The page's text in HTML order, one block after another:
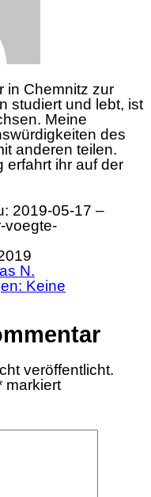
in Chemnitz zur
studiert und lebt, ist
Meine
des
anderen teilen.
erfahrt ihr auf der
2019-05-17 –
voegte-
N.
Keine
veröffentlicht.
markiert